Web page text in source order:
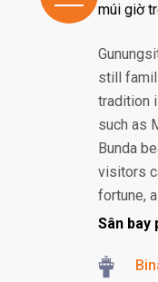
múi giờ
still
tradition
such as
Bunda
visitors
fortune,
Sân bay